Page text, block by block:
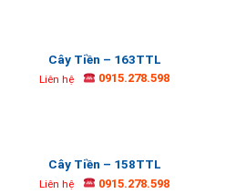
Cây Tiền – 163TTL
Liên hệ 0915.278.598
Cây Tiền – 158TTL
Liên hệ 0915.278.598